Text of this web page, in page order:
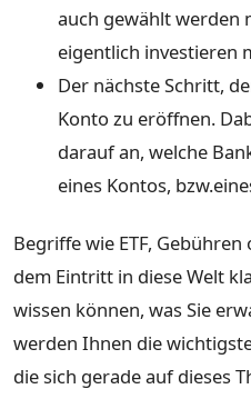
auch gewählt werden
eigentlich investieren
Der nächste Schritt,
Konto zu eröffnen.
darauf an, welche
eines Kontos,
Begriffe wie ETF,
dem Eintritt in diese Welt
wissen können, was Sie
werden Ihnen die
die sich gerade auf dieses